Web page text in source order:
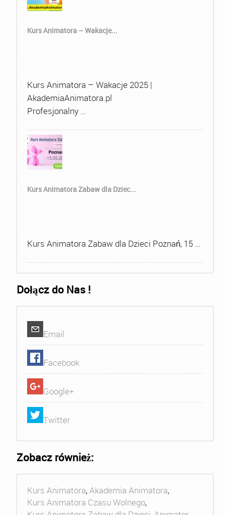
Kurs Animatora – Wakacje...
Kurs Animatora – Wakacje 2025 |
AkademiaAnimatora.pl
Profesjonalny …
Kurs Animatora Zabaw dla Dziec...
Kurs Animatora Zabaw dla Dzieci Poznań, 15 …
Dołącz do Nas !
Email
Facebook
Google+
Twitter
Zobacz również:
Kurs Animatora,Akademia Animatora,
Kurs Animatora Czasu Wolnego,